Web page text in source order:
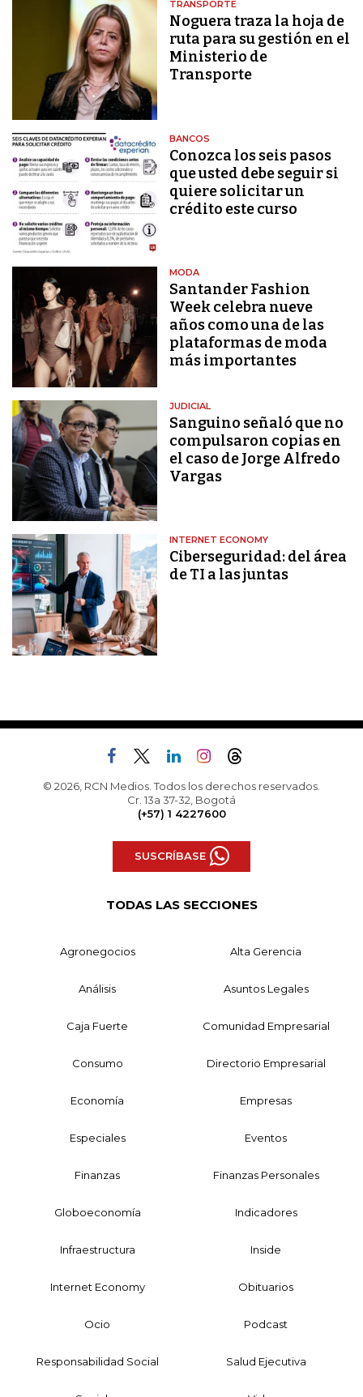
TRANSPORTE
Noguera traza la hoja de
ruta para su gestión en el
Ministerio de
Transporte
BANCOS
Conozca los seis pasos
que usted debe seguir si
quiere solicitar un
crédito este curso
MODA
Santander Fashion
Week celebra nueve
años como una de las
plataformas de moda
más importantes
JUDICIAL
Sanguino señaló que no
compulsaron copias en
el caso de Jorge Alfredo
Vargas
INTERNET ECONOMY
Ciberseguridad: del área
de TI a las juntas
© 2026, RCN Medios. Todos los derechos reservados.
Cr. 13a 37-32, Bogotá
(+57) 1 4227600
SUSCRÍBASE
TODAS LAS SECCIONES
Agronegocios Alta Gerencia
Análisis Asuntos Legales
Caja Fuerte Comunidad Empresarial
Consumo Directorio Empresarial
Economía Empresas
Especiales Eventos
Finanzas Finanzas Personales
Globoeconomía Indicadores
Infraestructura Inside
Internet Economy Obituarios
Ocio Podcast
Responsabilidad Social Salud Ejecutiva